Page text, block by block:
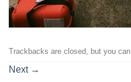
Trackbacks are closed, but you can
Next →